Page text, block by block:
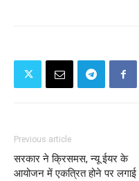
Previous article
सरकार ने क्रिसमस, न्यू ईयर के
आयोजन में एकत्रित होने पर लगाई